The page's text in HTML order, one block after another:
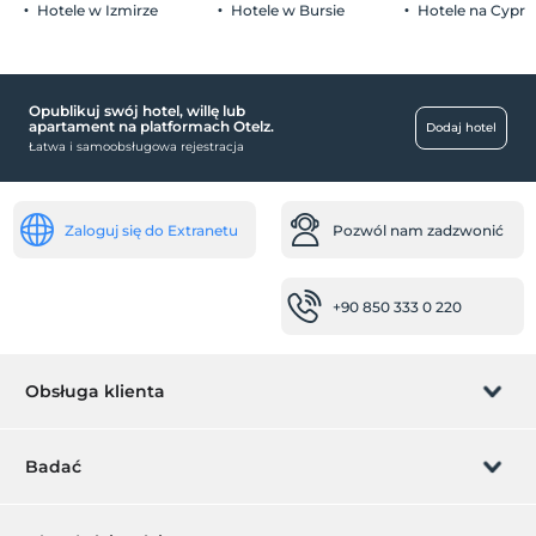
łóżeczko dla dziecka
Usługi rozrywkowe
pokazy nocne
miejsca publiczne
pokoje dla niepalących
dziecko
Hotele w Izmirze Hotele w Bursie Hotele na
Opublikuj swój hotel, willę lub
apartament na platformach Otelz.
Łatwa i samoobsługowa rejestracja
Dodaj hotel
Zaloguj się do Extranetu Pozwól nam zadzwonić
+90 850 333 0 220
Obsługa klienta
Zarządzanie rezerwacją
Badać